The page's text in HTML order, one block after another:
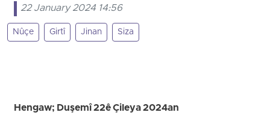
22 January 2024 14:56
Nûçe Girtî Jinan Siza
Hengaw; Duşemî 22ê Çileya 2024an